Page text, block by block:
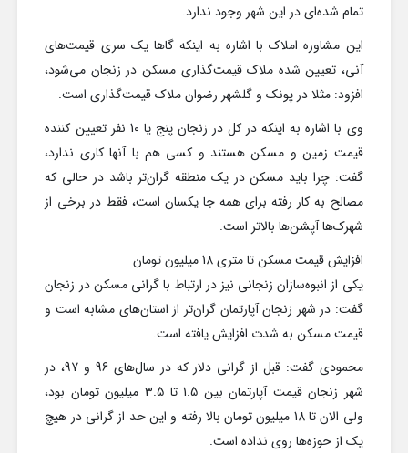
تمام شده‌ای در این شهر وجود ندارد.
این مشاوره املاک با اشاره به اینکه گاها یک سری قیمت‌های
آنی، تعیین شده ملاک قیمت‌گذاری مسکن در زنجان می‌شود،
افزود: مثلا در پونک و گلشهر رضوان ملاک قیمت‌گذاری است.
وی با اشاره به اینکه در کل در زنجان پنج یا 10 نفر تعیین کننده
قیمت زمین و مسکن هستند و کسی هم با آنها کاری ندارد،
گفت: چرا باید مسکن در یک منطقه گران‌تر باشد در حالی که
مصالح به کار رفته برای همه جا یکسان است، فقط در برخی از
شهرک‌ها آپشن‌ها بالاتر است.
افزایش قیمت مسکن تا متری 18 میلیون تومان
یکی از انبوه‌سازان زنجانی نیز در ارتباط با گرانی مسکن در زنجان
گفت: در شهر زنجان آپارتمان گران‌تر از استان‌های مشابه است و
قیمت مسکن به شدت افزایش یافته است.
محمودی گفت: قبل از گرانی دلار که در سال‌های 96 و 97، در
شهر زنجان قیمت آپارتمان بین 1.5 تا 3.5 میلیون تومان بود،
ولی الان تا 18 میلیون تومان بالا رفته و این حد از گرانی در هیچ
یک از حوزه‌ها روی نداده است.